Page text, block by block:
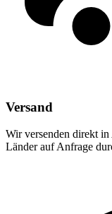
Versand
Wir versenden direkt
Länder auf Anfrage